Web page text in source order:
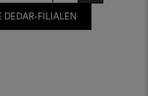
DEDAR-FILIALEN